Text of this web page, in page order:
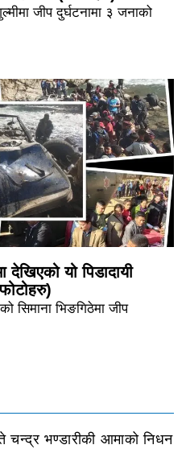
जीप दुर्घटनामा ३ जनाको
देखिएको यो पिडादायी
सिमाना भिङगिठेमा जीप
चन्द्र भण्डारीकी आमाको निधन